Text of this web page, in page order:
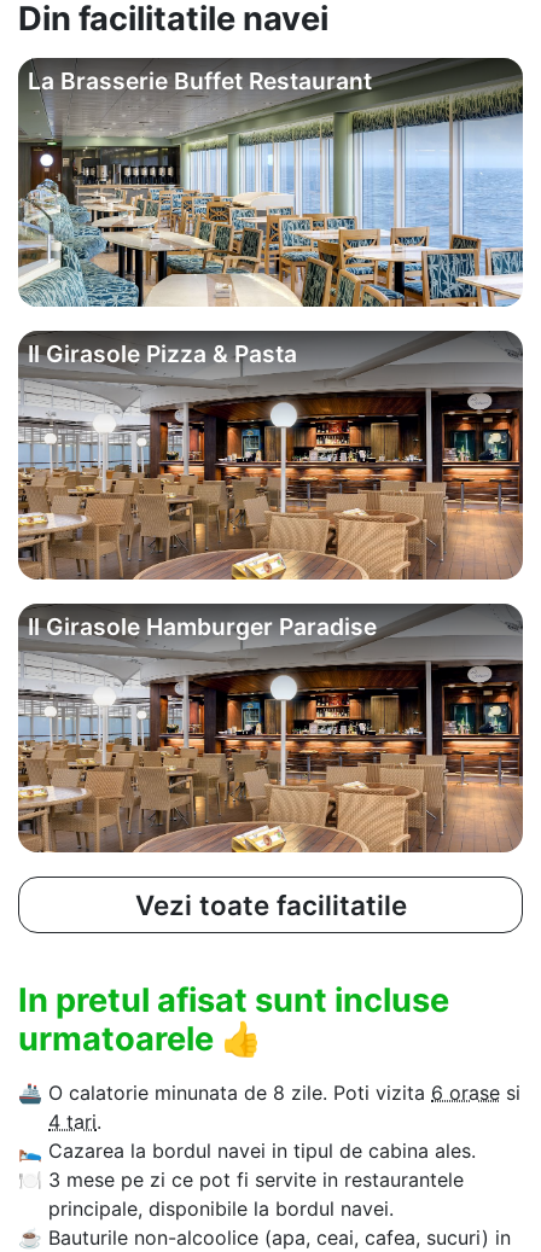
Din facilitatile navei
La Brasserie Buffet Restaurant
Il Girasole Pizza & Pasta
Il Girasole Hamburger Paradise
Vezi toate facilitatile
In pretul afisat sunt incluse
urmatoarele 👍
🚢 O calatorie minunata de 8 zile. Poti vizita 6 orase si
4 tari.
🛌 Cazarea la bordul navei in tipul de cabina ales.
🍽 3 mese pe zi ce pot fi servite in restaurantele
principale, disponibile la bordul navei.
☕ Bauturile non-alcoolice (apa, ceai, cafea, sucuri) in